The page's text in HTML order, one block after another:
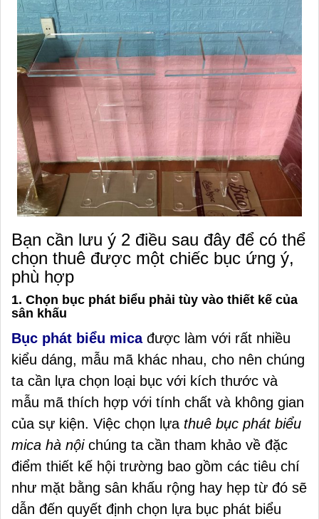
Bạn cần lưu ý 2 điều sau đây để có thể
chọn thuê được một chiếc bục ứng ý,
phù hợp
1. Chọn bục phát biểu phải tùy vào thiết kế của
sân khấu
Bục phát biểu mica được làm với rất nhiều
kiểu dáng, mẫu mã khác nhau, cho nên chúng
ta cần lựa chọn loại bục với kích thước và
mẫu mã thích hợp với tính chất và không gian
của sự kiện. Việc chọn lựa thuê bục phát biểu
mica hà nội chúng ta cần tham khảo về đặc
điểm thiết kế hội trường bao gồm các tiêu chí
như mặt bằng sân khấu rộng hay hẹp từ đó sẽ
dẫn đến quyết định chọn lựa bục phát biểu